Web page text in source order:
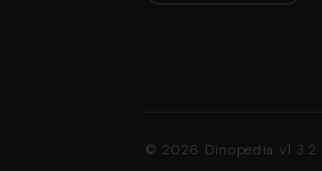
© 2026 Dinopedia